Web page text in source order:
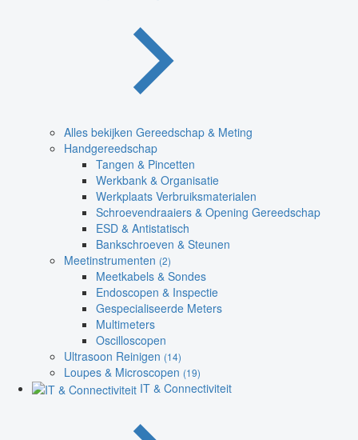
Alles bekijken Gereedschap & Meting
Handgereedschap
Tangen & Pincetten
Werkbank & Organisatie
Werkplaats Verbruiksmaterialen
Schroevendraaiers & Opening Gereedschap
ESD & Antistatisch
Bankschroeven & Steunen
Meetinstrumenten (2)
Meetkabels & Sondes
Endoscopen & Inspectie
Gespecialiseerde Meters
Multimeters
Oscilloscopen
Ultrasoon Reinigen (14)
Loupes & Microscopen (19)
IT & Connectiviteit